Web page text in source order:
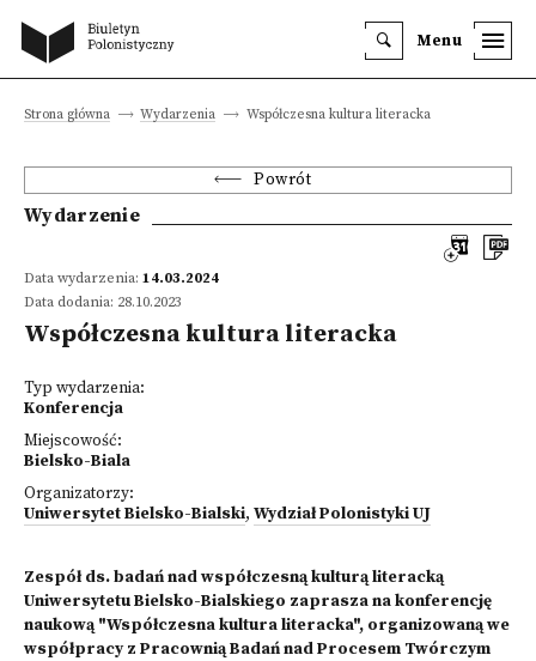
Menu
Strona główna Wydarzenia Współczesna kultura literacka
Powrót
Wydarzenie
Data wydarzenia: 14.03.2024
Data dodania: 28.10.2023
Współczesna kultura literacka
Typ wydarzenia:
Konferencja
Miejscowość:
Bielsko-Biala
Organizatorzy:
Uniwersytet Bielsko-Bialski, Wydział Polonistyki UJ
Zespół ds. badań nad współczesną kulturą literacką
Uniwersytetu Bielsko-Bialskiego zaprasza na konferencję
naukową "Współczesna kultura literacka", organizowaną we
współpracy z Pracownią Badań nad Procesem Twórczym